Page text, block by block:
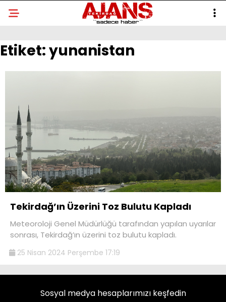
Etiket:yunanistan
Tekirdağ’ın Üzerini Toz Bulutu Kapladı
Meteoroloji Genel Müdürlüğü tarafından yapılan uyarılar
sonrası, Tekirdağ’ın üzerini toz bulutu kapladı.
25 Nisan 2024 Perşembe 17:19
Sosyal medya hesaplarımızı keşfedin